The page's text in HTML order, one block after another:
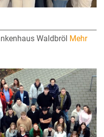
Waldbröl Mehr